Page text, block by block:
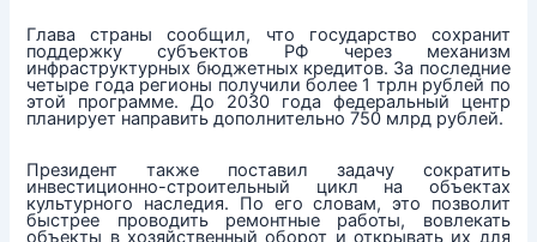
Глава страны сообщил, что государство сохранит
поддержку субъектов РФ через механизм
инфраструктурных бюджетных кредитов. За последние
четыре года регионы получили более 1 трлн рублей по
этой программе. До 2030 года федеральный центр
планирует направить дополнительно 750 млрд рублей.
Президент также поставил задачу сократить
инвестиционно-строительный цикл на объектах
культурного наследия. По его словам, это позволит
быстрее проводить ремонтные работы, вовлекать
объекты в хозяйственный оборот и открывать их для